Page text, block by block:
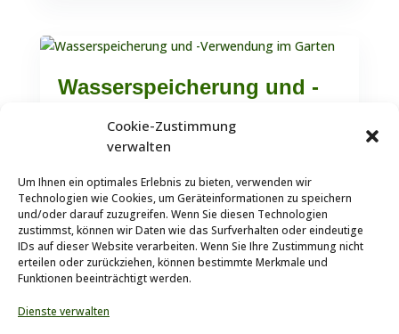
Cookie-Zustimmung
verwalten
Um Ihnen ein optimales Erlebnis zu bieten, verwenden wir
Technologien wie Cookies, um Geräteinformationen zu speichern
und/oder darauf zuzugreifen. Wenn Sie diesen Technologien
zustimmst, können wir Daten wie das Surfverhalten oder eindeutige
IDs auf dieser Website verarbeiten. Wenn Sie Ihre Zustimmung nicht
erteilen oder zurückziehen, können bestimmte Merkmale und
Funktionen beeinträchtigt werden.
Dienste verwalten
Wasserspeicherung und -
jm76
Mai 16 2023
News